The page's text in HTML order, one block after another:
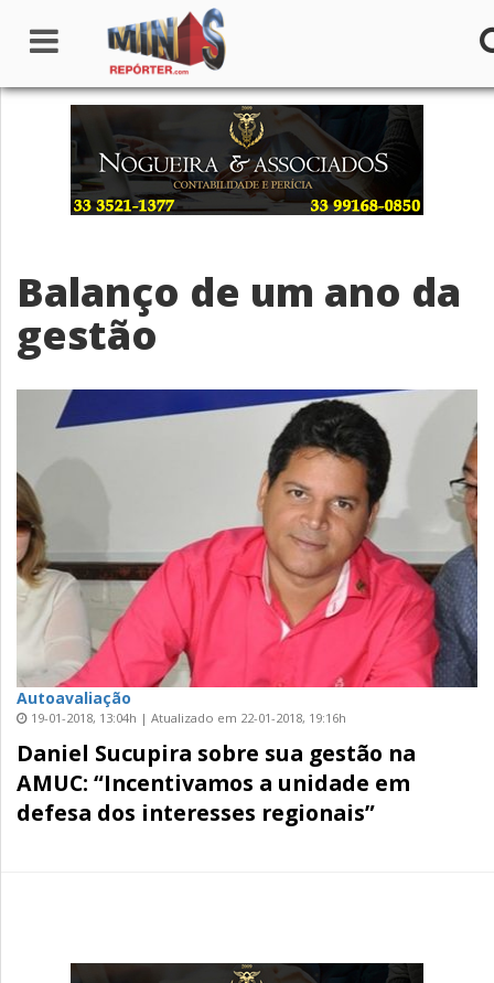
Home
Institucional
Seções
Canais
Colunistas
Balanço de um ano da
gestão
Autoavaliação
19-01-2018, 13:04h | Atualizado em 22-01-2018, 19:16h
Daniel Sucupira sobre sua gestão na
AMUC: “Incentivamos a unidade em
defesa dos interesses regionais”